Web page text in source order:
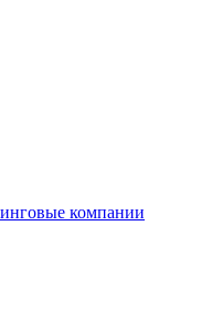
компании